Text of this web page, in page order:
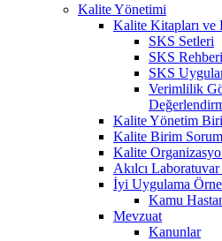
Kalite Yönetimi
Kalite Kitapları ve
SKS Setleri
SKS Rehberi
SKS
Verimlilik
Kalite Yönetim
Kalite Birim
Kalite
Akılcı
İyi Uygulama
Kamu
Mevzuat
Kanunlar